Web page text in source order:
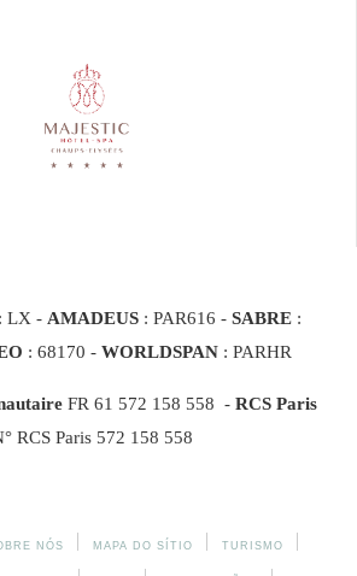
LX - AMADEUS : PAR616 - SABRE :
: 68170 - WORLDSPAN : PARHR
FR 61 572 158 558 - RCS Paris
RCS Paris 572 158 558
NÓS MAPA DO SÍTIO TURISMO